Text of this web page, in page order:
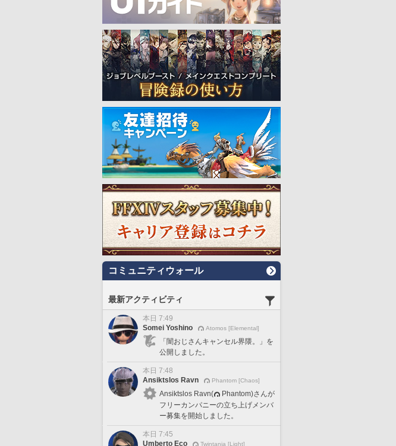
コミュニティウォール
最新アクティビティ
本日 7:49
Somei Yoshino
Atomos [Elemental]
「闇おじさんキャンセル界隈。」を
公開しました。
本日 7:48
Ansiktslos Ravn
Phantom [Chaos]
Ansiktslos Ravn(
Phantom)さんが
フリーカンパニーの立ち上げメンバ
ー募集を開始しました。
本日 7:45
Umberto Eco
Twintania [Light]